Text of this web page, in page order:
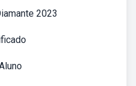
2023